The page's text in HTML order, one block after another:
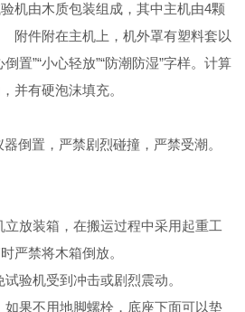
由木质包装组成，其中主机由4颗
附件附在主机上，机外罩有塑料套以
置”“小心轻放”“防潮防湿”字样。计算
并有硬泡沫填充。
置，严禁剧烈碰撞，严禁受潮。
装箱，在搬运过程中采用起重工
严禁将木箱倒放。
机受到冲击或剧烈震动。
不用地脚螺栓，底座下面可以垫